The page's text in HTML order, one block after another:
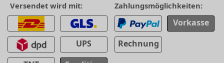
Versendet wird mit:
UPS
Zahlungsmöglichkeiten:
Vorkasse
Rechnung